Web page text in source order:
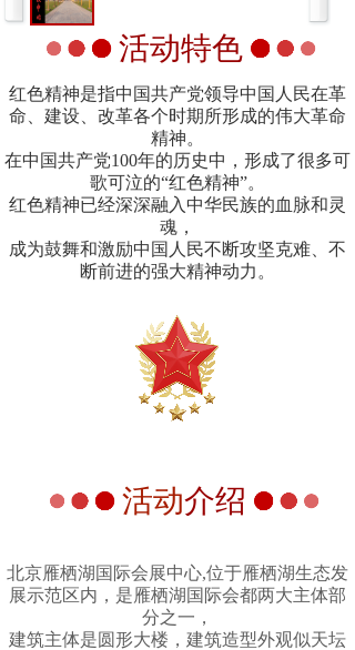
活动特色
红色精神是指中国共产党领导中国人民在革
命、建设、改革各个时期所形成的伟大革命
精神。
在中国共产党100年的历史中，形成了很多可
歌可泣的“红色精神”。
红色精神已经深深融入中华民族的血脉和灵
魂，
成为鼓舞和激励中国人民不断攻坚克难、不
断前进的强大精神动力。
活动介绍
北京雁栖湖国际会展中心,位于雁栖湖生态发
展示范区内，是雁栖湖国际会都两大主体部
分之一 ，
建筑主体是圆形大楼，建筑造型外观似天坛